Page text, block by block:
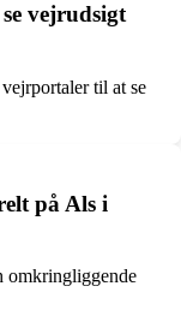
vejrudsigt
til at se
på Als i
omkringliggende